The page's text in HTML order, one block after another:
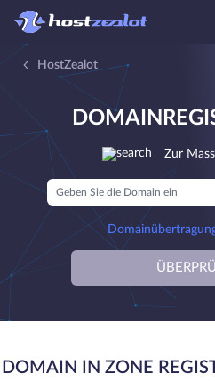
HostZealot
Zur
DOMAIN IN ZONE